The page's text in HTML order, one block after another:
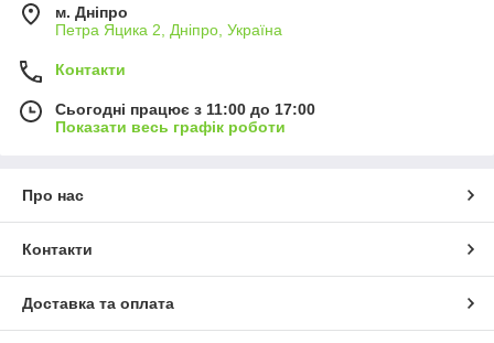
м. Дніпро
Петра Яцика 2, Дніпро, Україна
Контакти
Сьогодні працює з 11:00 до 17:00
Показати весь графік роботи
Про нас
Контакти
Доставка та оплата